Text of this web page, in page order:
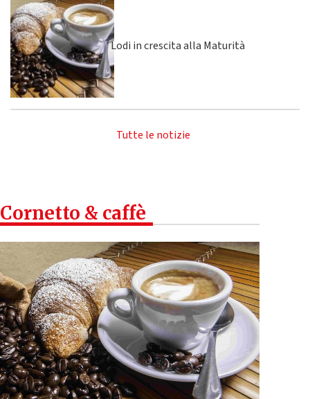
Lodi in crescita alla Maturità
Tutte le notizie
Cornetto & caffè